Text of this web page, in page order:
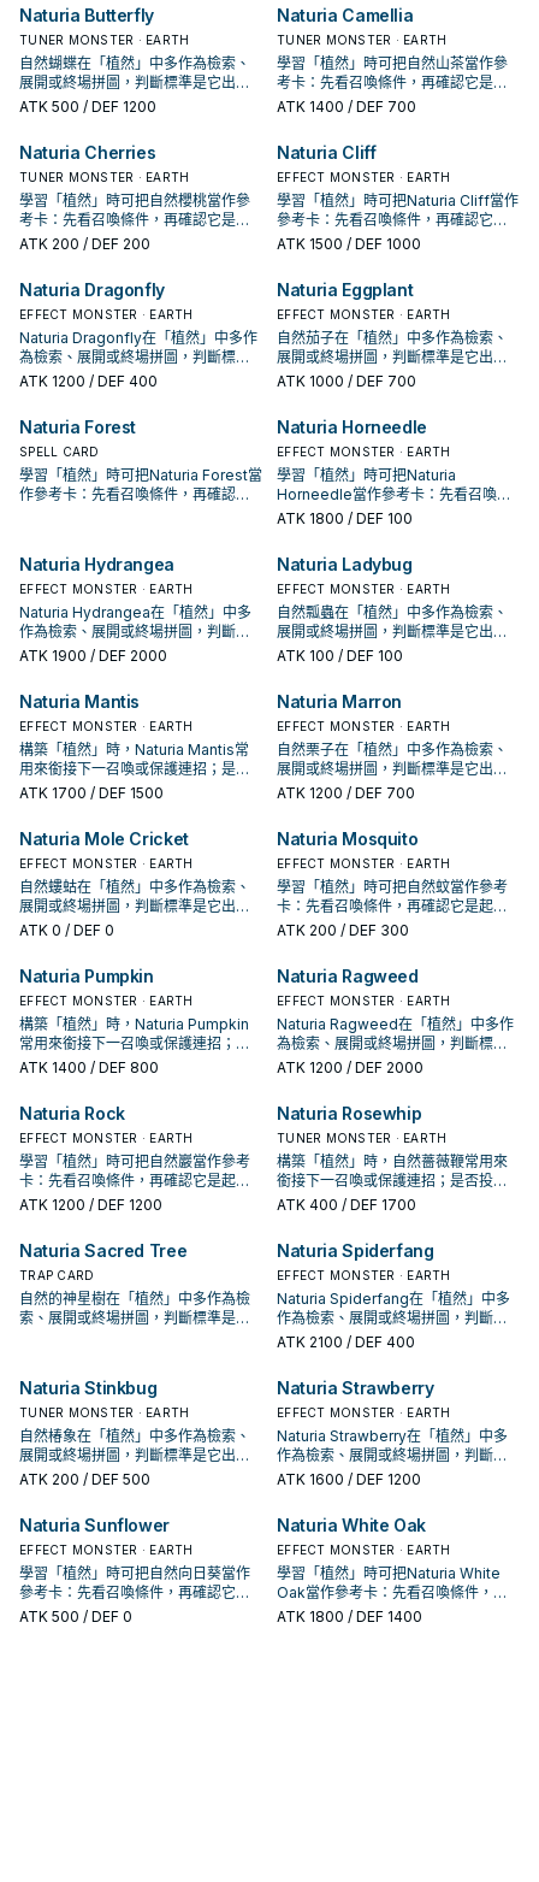
Naturia Butterfly
TUNER MONSTER · EARTH
自然蝴蝶在「植然」中多作為檢索、
展開或終場拼圖，判斷標準是它出現
在成功起手中的頻率。
ATK 500 / DEF 1200
Naturia Camellia
TUNER MONSTER · EARTH
學習「植然」時可把自然山茶當作參
考卡：先看召喚條件，再確認它是起
手、展開還是收益卡。
ATK 1400 / DEF 700
Naturia Cherries
TUNER MONSTER · EARTH
學習「植然」時可把自然櫻桃當作參
考卡：先看召喚條件，再確認它是起
手、展開還是收益卡。
ATK 200 / DEF 200
Naturia Cliff
EFFECT MONSTER · EARTH
學習「植然」時可把Naturia Cliff當作
參考卡：先看召喚條件，再確認它是
起手、展開還是收益卡。
ATK 1500 / DEF 1000
Naturia Dragonfly
EFFECT MONSTER · EARTH
Naturia Dragonfly在「植然」中多作
為檢索、展開或終場拼圖，判斷標準
是它出現在成功起手中的頻率。
ATK 1200 / DEF 400
Naturia Eggplant
EFFECT MONSTER · EARTH
自然茄子在「植然」中多作為檢索、
展開或終場拼圖，判斷標準是它出現
在成功起手中的頻率。
ATK 1000 / DEF 700
Naturia Forest
SPELL CARD
學習「植然」時可把Naturia Forest當
作參考卡：先看召喚條件，再確認它
Naturia Horneedle
EFFECT MONSTER · EARTH
學習「植然」時可把Naturia
Horneedle當作參考卡：先看召喚條
件，再確認它是起手、展開還是收益
ATK 1800 / DEF 100
Naturia Hydrangea
EFFECT MONSTER · EARTH
Naturia Hydrangea在「植然」中多
作為檢索、展開或終場拼圖，判斷標
準是它出現在成功起手中的頻率。
ATK 1900 / DEF 2000
Naturia Ladybug
EFFECT MONSTER · EARTH
自然瓢蟲在「植然」中多作為檢索、
展開或終場拼圖，判斷標準是它出現
在成功起手中的頻率。
ATK 100 / DEF 100
Naturia Mantis
EFFECT MONSTER · EARTH
構築「植然」時，Naturia Mantis常
用來銜接下一召喚或保護連招；是否
投入取決於你的手坑／解場配置。
ATK 1700 / DEF 1500
Naturia Marron
EFFECT MONSTER · EARTH
自然栗子在「植然」中多作為檢索、
展開或終場拼圖，判斷標準是它出現
在成功起手中的頻率。
ATK 1200 / DEF 700
Naturia Mole Cricket
EFFECT MONSTER · EARTH
自然螻蛄在「植然」中多作為檢索、
展開或終場拼圖，判斷標準是它出現
在成功起手中的頻率。
ATK 0 / DEF 0
Naturia Mosquito
EFFECT MONSTER · EARTH
學習「植然」時可把自然蚊當作參考
卡：先看召喚條件，再確認它是起
手、展開還是收益卡。
ATK 200 / DEF 300
Naturia Pumpkin
EFFECT MONSTER · EARTH
構築「植然」時，Naturia Pumpkin
常用來銜接下一召喚或保護連招；是
否投入取決於你的手坑／解場配置。
ATK 1400 / DEF 800
Naturia Ragweed
EFFECT MONSTER · EARTH
Naturia Ragweed在「植然」中多作
為檢索、展開或終場拼圖，判斷標準
是它出現在成功起手中的頻率。
ATK 1200 / DEF 2000
Naturia Rock
EFFECT MONSTER · EARTH
學習「植然」時可把自然巖當作參考
卡：先看召喚條件，再確認它是起
手、展開還是收益卡。
ATK 1200 / DEF 1200
Naturia Rosewhip
TUNER MONSTER · EARTH
構築「植然」時，自然薔薇鞭常用來
銜接下一召喚或保護連招；是否投入
取決於你的手坑／解場配置。
ATK 400 / DEF 1700
Naturia Sacred Tree
TRAP CARD
自然的神星樹在「植然」中多作為檢
索、展開或終場拼圖，判斷標準是它
Naturia Spiderfang
EFFECT MONSTER · EARTH
Naturia Spiderfang在「植然」中多
作為檢索、展開或終場拼圖，判斷標
準是它出現在成功起手中的頻率。
ATK 2100 / DEF 400
Naturia Stinkbug
TUNER MONSTER · EARTH
自然椿象在「植然」中多作為檢索、
展開或終場拼圖，判斷標準是它出現
在成功起手中的頻率。
ATK 200 / DEF 500
Naturia Strawberry
EFFECT MONSTER · EARTH
Naturia Strawberry在「植然」中多
作為檢索、展開或終場拼圖，判斷標
準是它出現在成功起手中的頻率。
ATK 1600 / DEF 1200
Naturia Sunflower
EFFECT MONSTER · EARTH
學習「植然」時可把自然向日葵當作
參考卡：先看召喚條件，再確認它是
起手、展開還是收益卡。
ATK 500 / DEF 0
Naturia White Oak
EFFECT MONSTER · EARTH
學習「植然」時可把Naturia White
Oak當作參考卡：先看召喚條件，再
確認它是起手、展開還是收益卡。
ATK 1800 / DEF 1400